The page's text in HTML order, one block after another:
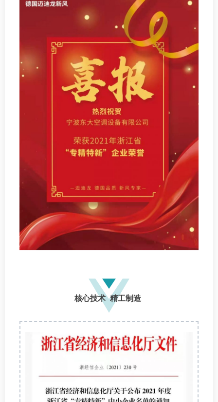
核心技术 精工制造